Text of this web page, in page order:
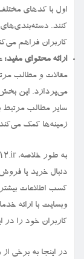
کنند.
کاربران فراهم
ارائه محتوای مفید:
مقالات و مطالب
می‌پردازد. این
سایر مطالب مرتبط
زمینه‌ها کمک
دنبال خرید یا
کسب اطلاعات
وبسایت با ارائه
کاربران خود را در
در اینجا به برخی